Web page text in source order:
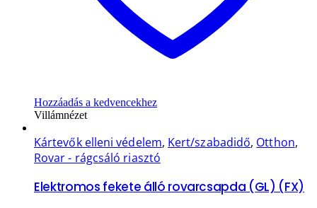
Hozzáadás a kedvencekhez
Villámnézet
Kártevők elleni védelem, Kert/szabadidő, Otthon,
Rovar - rágcsáló riasztó
Elektromos fekete álló rovarcsapda (GL) (FX)